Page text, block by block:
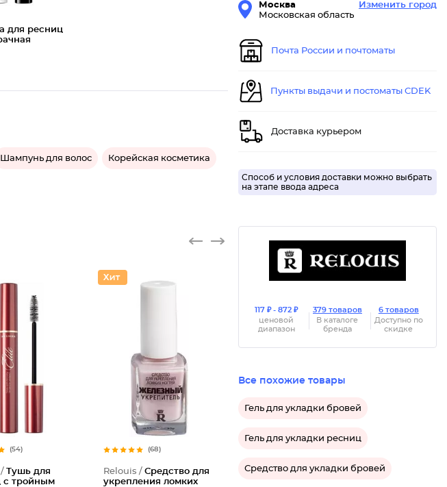
для ресниц
Шампунь для волос Корейская косметика
(54)
/Тушь для
с тройным
(68)
Relouis /Средство для
укрепления ломких
Москва
Московская область
Изменить город
Почта России и почтоматы
Пункты выдачи и постоматы CDEK
Доставка курьером
Способ и условия доставки можно выбрать
на этапе ввода адреса
117 ₽ - 872 ₽
ценовой
диапазон
379 товаров
В каталоге
бренда
6 товаров
Доступно по
скидке
Все похожие товары
Гель для укладки бровей
Гель для укладки ресниц
Средство для укладки бровей